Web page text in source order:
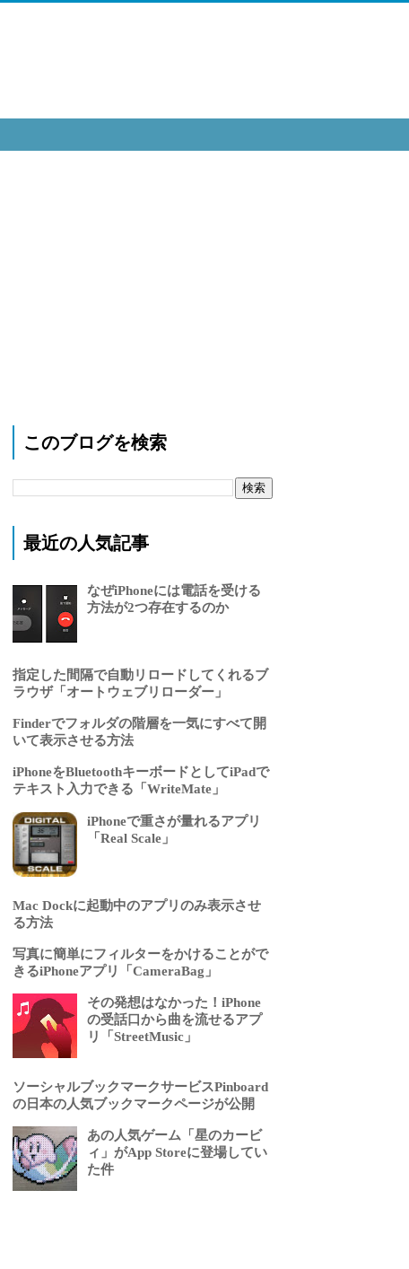
このブログを検索
最近の人気記事
なぜiPhoneには電話を受ける
方法が2つ存在するのか
指定した間隔で自動リロードしてくれるブ
ラウザ「オートウェブリローダー」
Finderでフォルダの階層を一気にすべて開
いて表示させる方法
iPhoneをBluetoothキーボードとしてiPadで
テキスト入力できる「WriteMate」
iPhoneで重さが量れるアプリ
「Real Scale」
Mac Dockに起動中のアプリのみ表示させ
る方法
写真に簡単にフィルターをかけることがで
きるiPhoneアプリ「CameraBag」
その発想はなかった！iPhone
の受話口から曲を流せるアプ
リ「StreetMusic」
ソーシャルブックマークサービスPinboard
の日本の人気ブックマークページが公開
あの人気ゲーム「星のカービ
ィ」がApp Storeに登場してい
た件